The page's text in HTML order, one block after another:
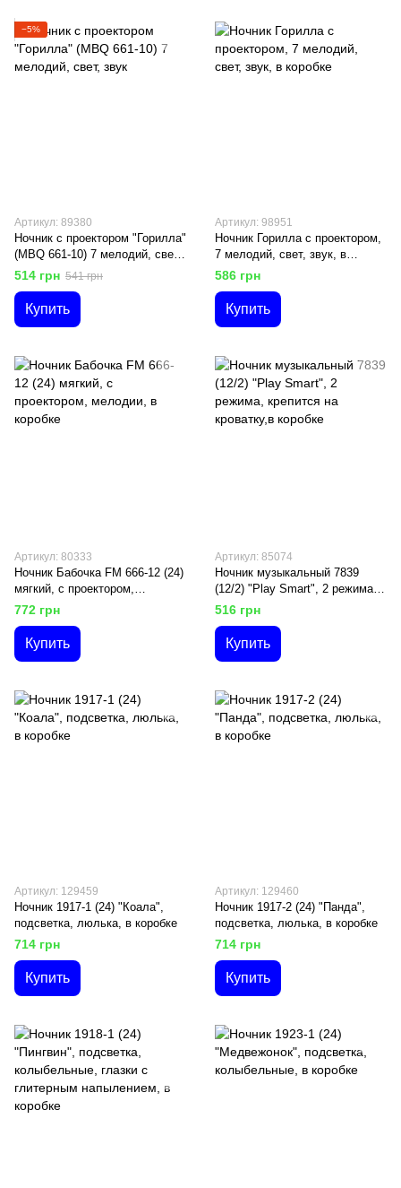
−5%
Артикул: 89380
Ночник с проектором "Горилла"
(MBQ 661-10) 7 мелодий, свет,
звук
514 грн 541 грн
Купить
Артикул: 98951
Ночник Горилла с проектором,
7 мелодий, свет, звук, в
коробке
586 грн
Купить
Артикул: 80333
Ночник Бабочка FM 666-12 (24)
мягкий, с проектором,
мелодии, в коробке
772 грн
Купить
Артикул: 85074
Ночник музыкальный 7839
(12/2) "Play Smart", 2 режима,
крепится на кроватку,в коробке
516 грн
Купить
Артикул: 129459
Ночник 1917-1 (24) "Коала",
подсветка, люлька, в коробке
714 грн
Купить
Артикул: 129460
Ночник 1917-2 (24) "Панда",
подсветка, люлька, в коробке
714 грн
Купить